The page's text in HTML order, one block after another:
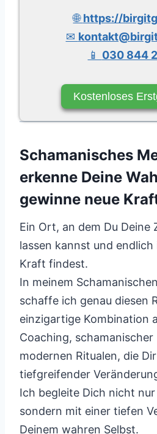
🌐https://
✉
📱 030 844
Kostenloses
Schamanisches
erkenne Deine
gewinne neue
Ein Ort, an dem Du Deine
lassen kannst und endlich
Kraft findest.
In meinem
schaffe ich genau diesen
einzigartige Kombination
Coaching,
modernen Ritualen, die
tiefgreifender
Ich begleite Dich nicht
sondern mit einer tiefen
Deinem wahren Selbst.